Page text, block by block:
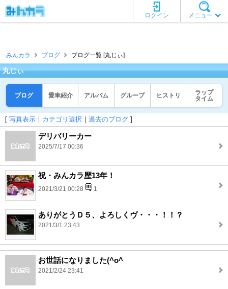
メニュー
ログイン
みんカラ ブログ ブログ一覧 [丸じぃ]
丸じぃ
ブログ 愛車紹介 アルバム グループ ヒストリ
ラップ
タイム
[ 写真表示 ｜ カテゴリ選択 ｜ 過去のブログ ]
デリバリーカー
2025/7/17 00:36
祝・みんカラ歴13年！
2021/3/21 00:28 1
ありがとうＤ５、よろしくヴ・・・！！？
2021/3/1 23:43
お世話になりました(^o^ゞ
2021/2/24 23:41